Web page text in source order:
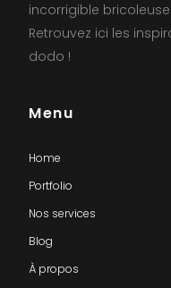
incorrigible
Retrouvez ici les
dodo !
Menu
Home
Portfolio
Nos services
Blog
À propos